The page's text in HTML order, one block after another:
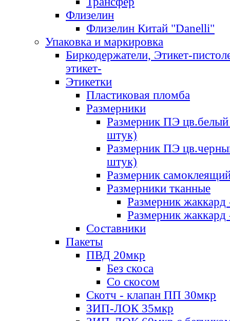
Флизелин
Флизелин Китай "Danelli"
Упаковка и маркировка
Биркодержатели, Этикет-
этикет-
Этикетки
Пластиковая пломба
Размерники
Размерник ПЭ цв.белый
штук)
Размерник ПЭ
штук)
Размерник
Размерники тканные
Размерник
Размерник
Составники
Пакеты
ПВД 20мкр
Без скоса
Со скосом
Скотч - клапан ПП 30мкр
ЗИП-ЛОК 35мкр